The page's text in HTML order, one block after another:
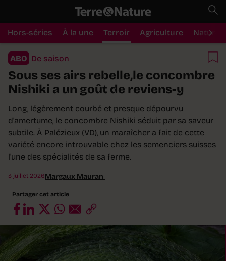
Hors-séries À la une Terroir Agriculture Nature
ABO De saison
Sous ses airs rebelle,le concombre
Nishiki a un goût de reviens-y
Long, légèrement courbé et presque dépourvu
d'amertume, le concombre Nishiki séduit par sa saveur
subtile. À Palézieux (VD), un maraîcher a fait de cette
variété encore introuvable chez les semenciers suisses
l'une des spécialités de sa ferme.
3 juillet 2026Margaux Mauran
Partager cet article